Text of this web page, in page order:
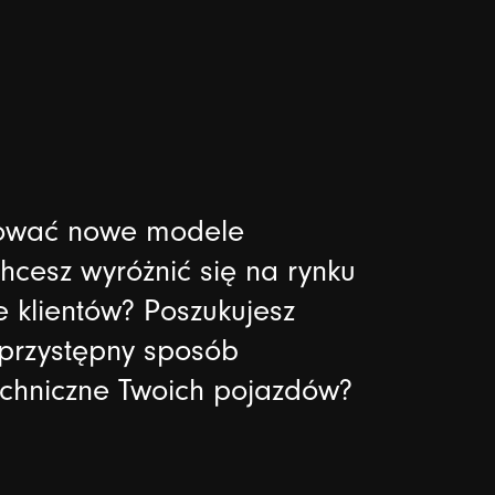
nowe modele
wyróżnić się na rynku
Poszukujesz
sposób
Twoich pojazdów?